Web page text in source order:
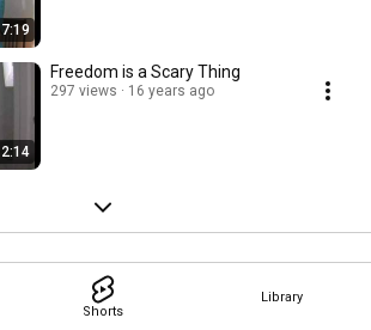
Shorts
Library
7:19
2:14
Freedom is a Scary Thing
297 views 16 years ago